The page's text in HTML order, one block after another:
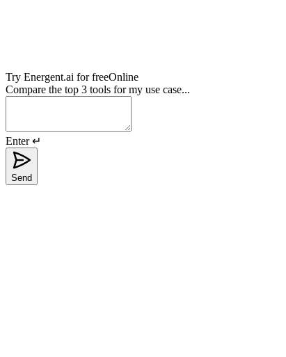
Try Energent.ai for freeOnline
Compare the top 3 tools for my use case...
Enter ↵
Send